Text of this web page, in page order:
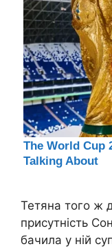
Тетяна того ж
присутність
бачила у ній